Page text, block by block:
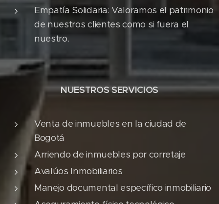
Empatía Solidaria: Valoramos el patrimonio
de nuestros clientes como si fuera el
nuestro.
NUESTROS SERVICIOS
Venta de inmuebles en la ciudad de
Bogotá
Arriendo de inmuebles por corretaje
Avalúos Inmobiliarios
Manejo documental específico inmobiliario